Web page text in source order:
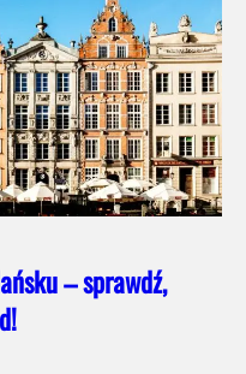
– sprawdź,